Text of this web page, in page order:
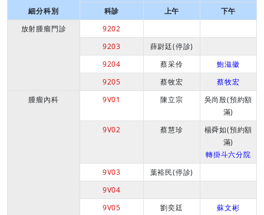
細分科別
科診
上午
下午
放射腫瘤門診
9202
9203
薛尉廷(停診)
9204
蔡采伶
鮑滋徽
9205
蔡牧宏
蔡牧宏
腫瘤內科
9V01 陳立宗
吳尚殷(預約額
滿)
9V02
蔡慧珍
楊舜如(預約額
滿)
轉掛斗六分院
9V03
葉裕民(停診)
9V04
9V05
劉奕廷
蘇文彬